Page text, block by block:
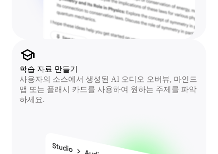
school
학습 자료 만들기
사용자의 소스에서 생성된 AI 오디오 오버뷰, 마인드
맵 또는 플래시 카드를 사용하여 원하는 주제를 파악
하세요.